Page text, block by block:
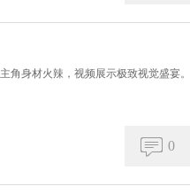
角身材火辣，视频展示极致视觉盛宴
0